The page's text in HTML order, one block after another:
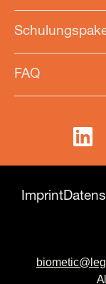
FAQ
Imprint